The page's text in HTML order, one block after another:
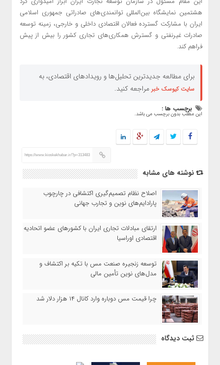
هشتمین نمایشگاه بین‌المللی توانمندی‌های صادراتی جمهوری اسلامی
ایران با مشارکت گسترده فعالان اقتصادی داخلی و خارجی، زمینه توسعه
صادرات غیرنفتی و گسترش همکاری‌های تجاری کشور را بیش از پیش
فراهم کند.
برای مطالعه جدیدترین تحلیل‌ها و رویدادهای اقتصادی، به
سایت کیوسک خبر مراجعه کنید.
برچسب ها :
این مطلب بدون برچسب می باشد.
https://www.kioskekhabar.ir/?p=313483
نوشته های مشابه
اصلاح نظام تصمیم‌گیری اکتشافی در چارچوب
پارادایم‌های نوین و تجارب جهانی
ارتقای مبادلات تجاری ایران با کشورهای عضو اتحادیه
اقتصادی اوراسیا
توسعه زنجیره صنعت مس با تکیه بر اکتشاف و
مدل‌های نوین تأمین مالی
چرا قیمت مس دوباره وارد کانال ۱۴ هزار دلار شد
ثبت دیدگاه